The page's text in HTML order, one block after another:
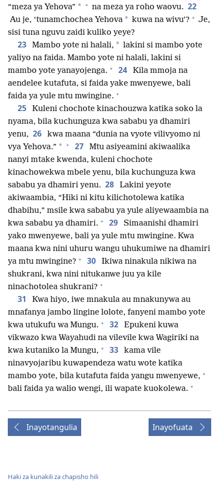
“meza ya Yehova” * + na meza ya roho waovu. 22
Au je, ‘tunamchochea Yehova * kuwa na wivu’? + Je,
sisi tuna nguvu zaidi kuliko yeye?
23 Mambo yote ni halali, * lakini si mambo yote
yaliyo na faida. Mambo yote ni halali, lakini si
mambo yote yanayojenga. + 24
Kila mmoja na
aendelee kutafuta, si faida yake mwenyewe, bali
faida ya yule mtu mwingine. +
25
Kuleni chochote kinachouzwa katika soko la
nyama, bila kuchunguza kwa sababu ya dhamiri
yenu, 26
kwa maana “dunia na vyote vilivyomo ni
vya Yehova.” * + 27
Mtu asiyeamini akiwaalika
nanyi mtake kwenda, kuleni chochote
kinachowekwa mbele yenu, bila kuchunguza kwa
sababu ya dhamiri yenu. 28
Lakini yeyote
akiwaambia, “Hiki ni kitu kilichotolewa katika
dhabihu,” msile kwa sababu ya yule aliyewaambia na
kwa sababu ya dhamiri. + 29
Simaanishi dhamiri
yako mwenyewe, bali ya yule mtu mwingine. Kwa
maana kwa nini uhuru wangu uhukumiwe na dhamiri
ya mtu mwingine? + 30
Ikiwa ninakula nikiwa na
shukrani, kwa nini nitukanwe juu ya kile
ninachotolea shukrani? +
31
Kwa hiyo, iwe mnakula au mnakunywa au
mnafanya jambo lingine lolote, fanyeni mambo yote
kwa utukufu wa Mungu. + 32
Epukeni kuwa
vikwazo kwa Wayahudi na vilevile kwa Wagiriki na
kwa kutaniko la Mungu, + 33
kama vile
ninavyojaribu kuwapendeza watu wote katika
mambo yote, bila kutafuta faida yangu mwenyewe, +
bali faida ya walio wengi, ili wapate kuokolewa. +
Inayotangulia Inayofuata
Haki za kunakili za chapisho hili